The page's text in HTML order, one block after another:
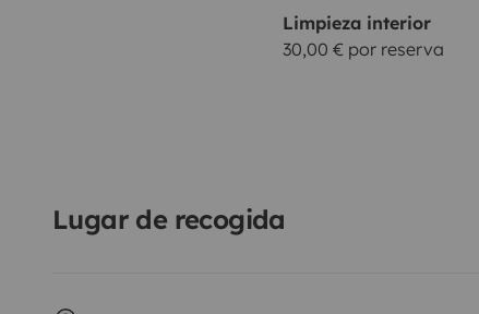
Limpieza interior
30,00 € por reserva
Lugar de recogida